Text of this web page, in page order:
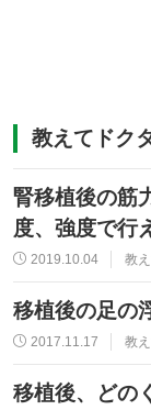
教えてドク
腎移植後の筋
度、強度で行
2019.10.04 教
移植後の足の
2017.11.17 教
移植後、どの